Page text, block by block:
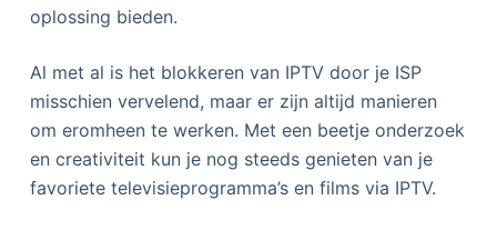
oplossing bieden.
Al met al is het blokkeren van IPTV door je ISP
misschien vervelend, maar er zijn altijd manieren
om eromheen te werken. Met een beetje onderzoek
en creativiteit kun je nog steeds genieten van je
favoriete televisieprogramma’s en films via IPTV.